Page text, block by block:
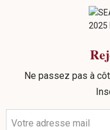
Ne passez pas à